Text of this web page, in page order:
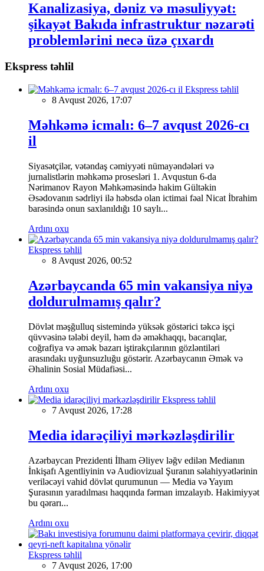
Kanalizasiya, dəniz və məsuliyyət:
şikayət Bakıda infrastruktur nəzarəti
problemlərini necə üzə çıxardı
Ekspress təhlil
Ekspress təhlil
8 Avqust 2026, 17:07
Məhkəmə icmalı: 6–7 avqust 2026-cı
il
Siyasətçilər, vətəndaş cəmiyyəti nümayəndələri və
jurnalistlərin məhkəmə prosesləri 1. Avqustun 6-da
Nərimanov Rayon Məhkəməsində hakim Gültəkin
Əsədovanın sədrliyi ilə həbsdə olan ictimai fəal Nicat İbrahim
barəsində onun saxlanıldığı 10 saylı...
Ardını oxu
Ekspress təhlil
8 Avqust 2026, 00:52
Azərbaycanda 65 min vakansiya niyə
doldurulmamış qalır?
Dövlət məşğulluq sistemində yüksək göstərici təkcə işçi
qüvvəsinə tələbi deyil, həm də əməkhaqqı, bacarıqlar,
coğrafiya və əmək bazarı iştirakçılarının gözləntiləri
arasındakı uyğunsuzluğu göstərir. Azərbaycanın Əmək və
Əhalinin Sosial Müdafiəsi...
Ardını oxu
Ekspress təhlil
7 Avqust 2026, 17:28
Media idarəçiliyi mərkəzləşdirilir
Azərbaycan Prezidenti İlham Əliyev ləğv edilən Medianın
İnkişafı Agentliyinin və Audiovizual Şuranın səlahiyyətlərinin
veriləcəyi vahid dövlət qurumunun — Media və Yayım
Şurasının yaradılması haqqında fərman imzalayıb. Hakimiyyət
bu qərarı...
Ardını oxu
Ekspress təhlil
7 Avqust 2026, 17:00